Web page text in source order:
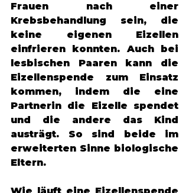
Frauen nach einer
Krebsbehandlung sein, die
keine eigenen Eizellen
einfrieren konnten. Auch bei
lesbischen Paaren kann die
Eizellenspende zum Einsatz
kommen, indem die eine
Partnerin die Eizelle spendet
und die andere das Kind
austrägt. So sind beide im
erweiterten Sinne biologische
Eltern.